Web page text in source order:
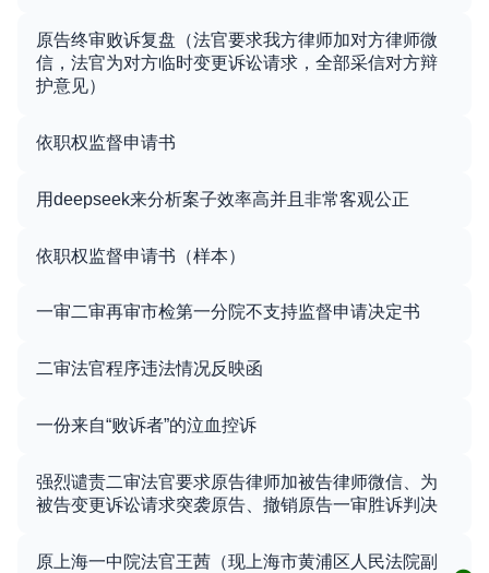
原告终审败诉复盘（法官要求我方律师加对方律师微
信，法官为对方临时变更诉讼请求，全部采信对方辩
护意见）
依职权监督申请书
用deepseek来分析案子效率高并且非常客观公正
依职权监督申请书（样本）
一审二审再审市检第一分院不支持监督申请决定书
二审法官程序违法情况反映函
一份来自“败诉者”的泣血控诉
强烈谴责二审法官要求原告律师加被告律师微信、为
被告变更诉讼请求突袭原告、撤销原告一审胜诉判决
原上海一中院法官王茜（现上海市黄浦区人民法院副